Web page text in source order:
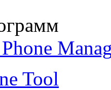
Tool